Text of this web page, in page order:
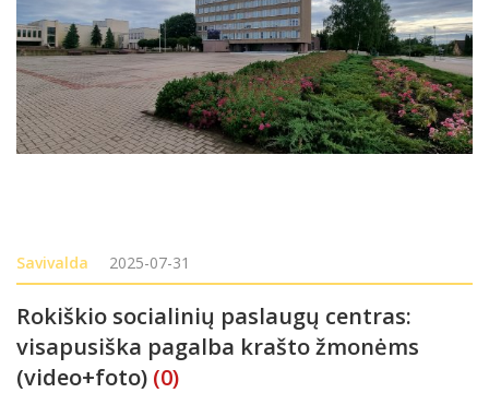
Savivalda 2025-07-31
Rokiškio socialinių paslaugų centras:
visapusiška pagalba krašto žmonėms
(video+foto) (0)